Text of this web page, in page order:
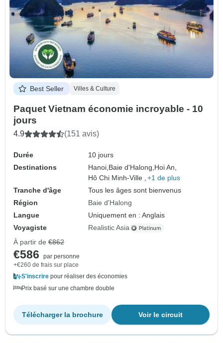
Best Seller Villes & Culture
Paquet Vietnam économie incroyable - 10
jours
4.9 (151 avis)
Durée
10 jours
Destinations
Hanoi, Baie d'Halong, Hoi An,
Hô Chi Minh-Ville ,
+1 de plus
Tranche d'âge
Tous les âges sont bienvenus
Région
Baie d'Halong
Langue
Uniquement en : Anglais
Voyagiste
Realistic Asia
À partir de €862
€586
par personne
+€260 de frais sur place
S'inscrire pour réaliser des économies
Prix basé sur une chambre double
Voir le circuit
Télécharger la brochure